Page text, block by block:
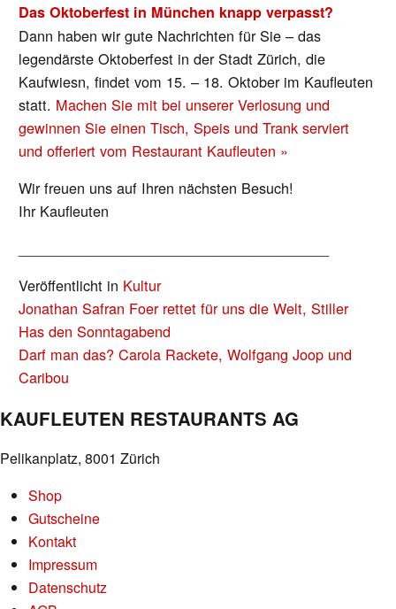
Das Oktoberfest in München knapp verpasst?
Dann haben wir gute Nachrichten für Sie – das
legendärste Oktoberfest in der Stadt Zürich, die
Kaufwiesn, findet vom 15. – 18. Oktober im Kaufleuten
statt. Machen Sie mit bei unserer Verlosung und
gewinnen Sie einen Tisch, Speis und Trank serviert
und offeriert vom Restaurant Kaufleuten »
Wir freuen uns auf Ihren nächsten Besuch!
Ihr Kaufleuten
Veröffentlicht in Kultur
BEITRAGS-
NAVIGATION
Jonathan Safran Foer rettet für uns die Welt, Stiller
Has den Sonntagabend
Darf man das? Carola Rackete, Wolfgang Joop und
Caribou
KAUFLEUTEN RESTAURANTS AG
Pelikanplatz, 8001 Zürich
Shop
Gutscheine
Kontakt
Impressum
Datenschutz